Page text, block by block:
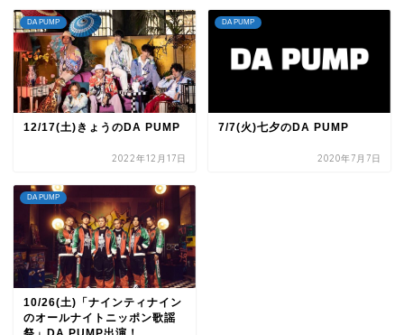
DA PUMP
12/17(土)きょうのDA PUMP
2022年12月17日
DA PUMP
7/7(火)七夕のDA PUMP
2020年7月7日
DA PUMP
10/26(土)「ナインティナイン
のオールナイトニッポン歌謡